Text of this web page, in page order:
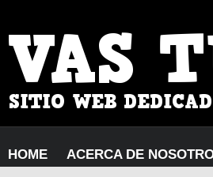
HOME ACERCA DE